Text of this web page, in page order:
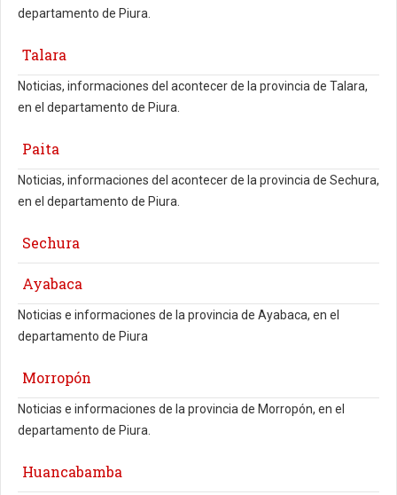
departamento de Piura.
Talara
Noticias, informaciones del acontecer de la provincia de Talara,
en el departamento de Piura.
Paita
Noticias, informaciones del acontecer de la provincia de Sechura,
en el departamento de Piura.
Sechura
Ayabaca
Noticias e informaciones de la provincia de Ayabaca, en el
departamento de Piura
Morropón
Noticias e informaciones de la provincia de Morropón, en el
departamento de Piura.
Huancabamba